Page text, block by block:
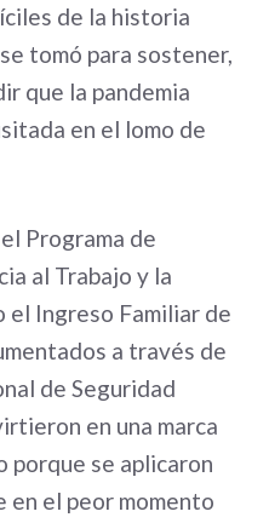
de la historia
tomó para sostener,
que la pandemia
en el lomo de
Programa de
al Trabajo y la
el Ingreso Familiar de
a través de
de Seguridad
en una marca
porque se aplicaron
en el peor momento